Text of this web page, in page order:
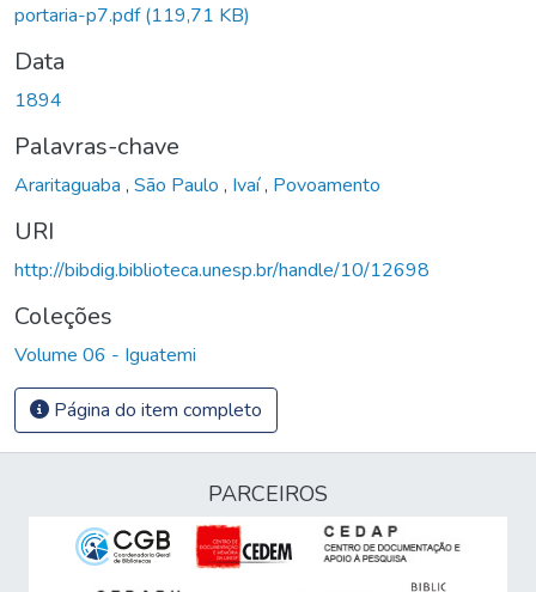
portaria-p7.pdf(119,71 KB)
Data
1894
Palavras-chave
Araritaguaba , São Paulo , Ivaí, Povoamento
URI
http://bibdig.biblioteca.unesp.br/handle/10/12698
Coleções
Volume 06 - Iguatemi
Página do item completo
PARCEIROS